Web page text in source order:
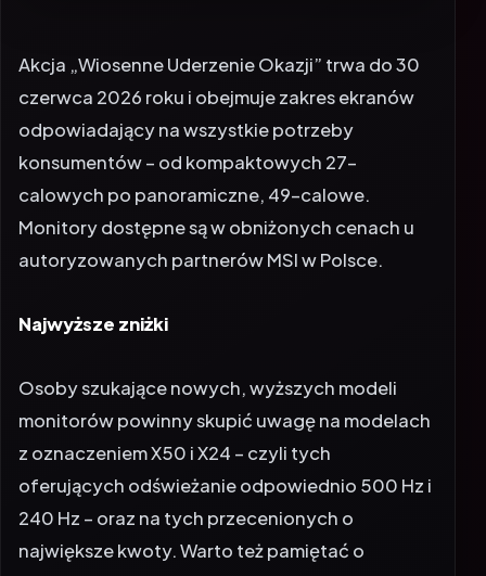
czerwca 2026 roku i obejmuje zakres ekranów
odpowiadający na wszystkie potrzeby
konsumentów – od kompaktowych 27-
calowych po panoramiczne, 49-calowe.
Monitory dostępne są w obniżonych cenach u
autoryzowanych partnerów MSI w Polsce.
monitorów powinny skupić uwagę na modelach
z oznaczeniem X50 i X24 – czyli tych
oferujących odświeżanie odpowiednio 500 Hz i
240 Hz – oraz na tych przecenionych o
największe kwoty. Warto też pamiętać o
monitorach MAG 272QPW QD-OLED X28 (27”